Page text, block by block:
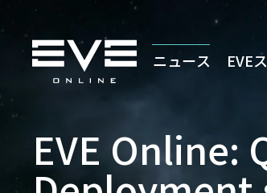
ニュース EVE
EVE Online: